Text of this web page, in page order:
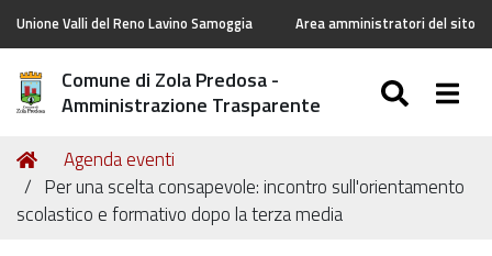
Unione Valli del Reno Lavino Samoggia Area amministratori del sito
Comune di Zola Predosa -
Amministrazione Trasparente
Tu
sei
qui:
Home
Agenda eventi
Per una scelta consapevole: incontro sull'orientamento
scolastico e formativo dopo la terza media